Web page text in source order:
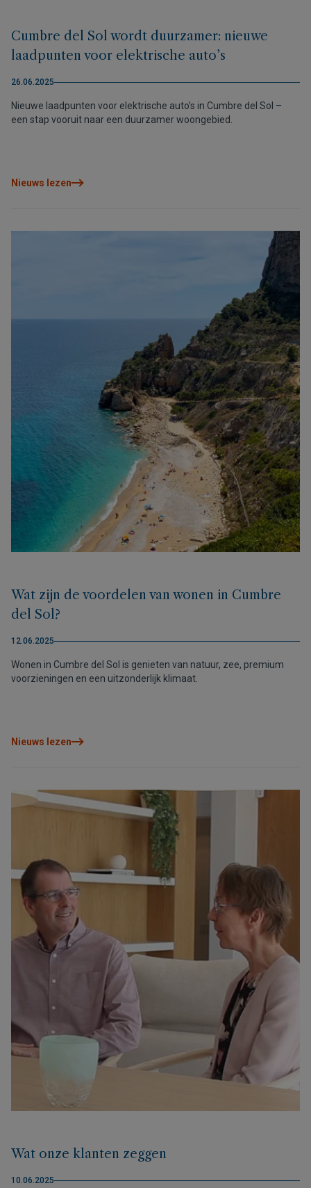
Cumbre del Sol wordt duurzamer: nieuwe
laadpunten voor elektrische auto’s
26.06.2025
Nieuwe laadpunten voor elektrische auto’s in Cumbre del Sol –
een stap vooruit naar een duurzamer woongebied.
Nieuws lezen
Wat zijn de voordelen van wonen in Cumbre
del Sol?
12.06.2025
Wonen in Cumbre del Sol is genieten van natuur, zee, premium
voorzieningen en een uitzonderlijk klimaat.
Nieuws lezen
Wat onze klanten zeggen
10.06.2025